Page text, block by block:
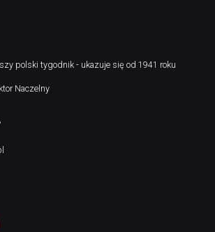
polski tygodnik - ukazuje się od 1941 roku
Naczelny